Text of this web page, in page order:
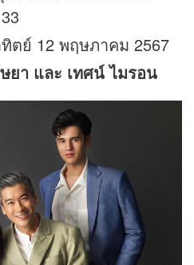
ตย์ 12 พฤษภาคม 2567
ยา และ เทศน์ ไมรอน